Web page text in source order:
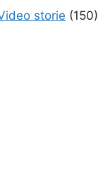
storie (150)